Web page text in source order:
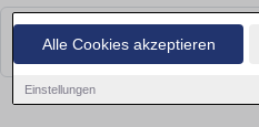
Alle Cookies akzeptieren
Einstellungen
Leider konnten wir derzeit keine
bald wieder vorbei!